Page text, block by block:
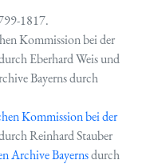
1817.
Kommission bei der
Eberhard Weis und
Bayerns durch
Kommission bei der
Reinhard Stauber
Archive Bayernsdurch